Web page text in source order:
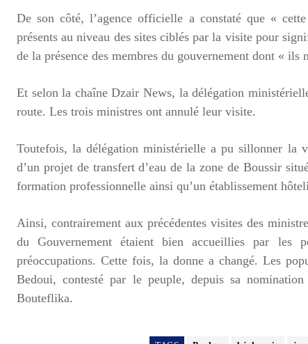
De son côté, l’agence officielle a constaté que «
présents au niveau des sites ciblés par la visite pour
de la présence des membres du gouvernement dont « ils
Et selon la chaîne Dzair News, la délégation
route. Les trois ministres ont annulé leur visite.
Toutefois, la délégation ministérielle a pu sillonner la
d’un projet de transfert d’eau de la zone de Boussir
formation professionnelle ainsi qu’un établissement
Ainsi, contrairement aux précédentes visites des
du Gouvernement étaient bien accueillies par les
préoccupations. Cette fois, la donne a changé. Les
Bedoui, contesté par le peuple, depuis sa
Bouteflika.